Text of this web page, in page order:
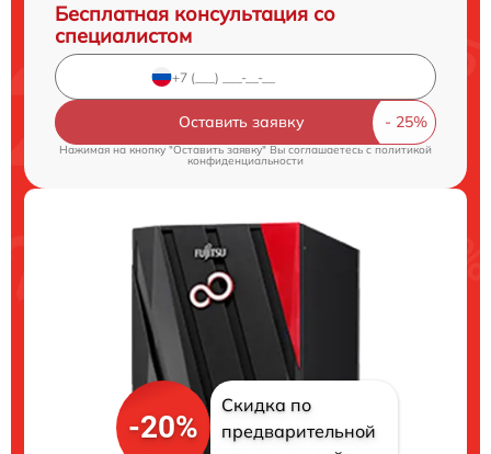
Бесплатная консультация со
специалистом
Оставить заявку
Нажимая на кнопку "Оставить заявку" Вы соглашаетесь cполитикой
конфиденциальности
-20%
Скидка по
предварительной